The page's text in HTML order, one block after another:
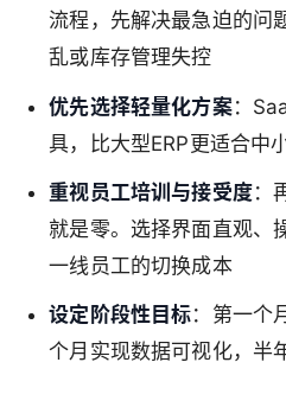
流程，先解决最急迫的
乱或库存管理失控
优先选择轻量化方案：
具，比大型ERP更适合中
重视员工培训与接受度：
就是零。选择界面直观、
一线员工的切换成本
设定阶段性目标：第一个
个月实现数据可视化，半